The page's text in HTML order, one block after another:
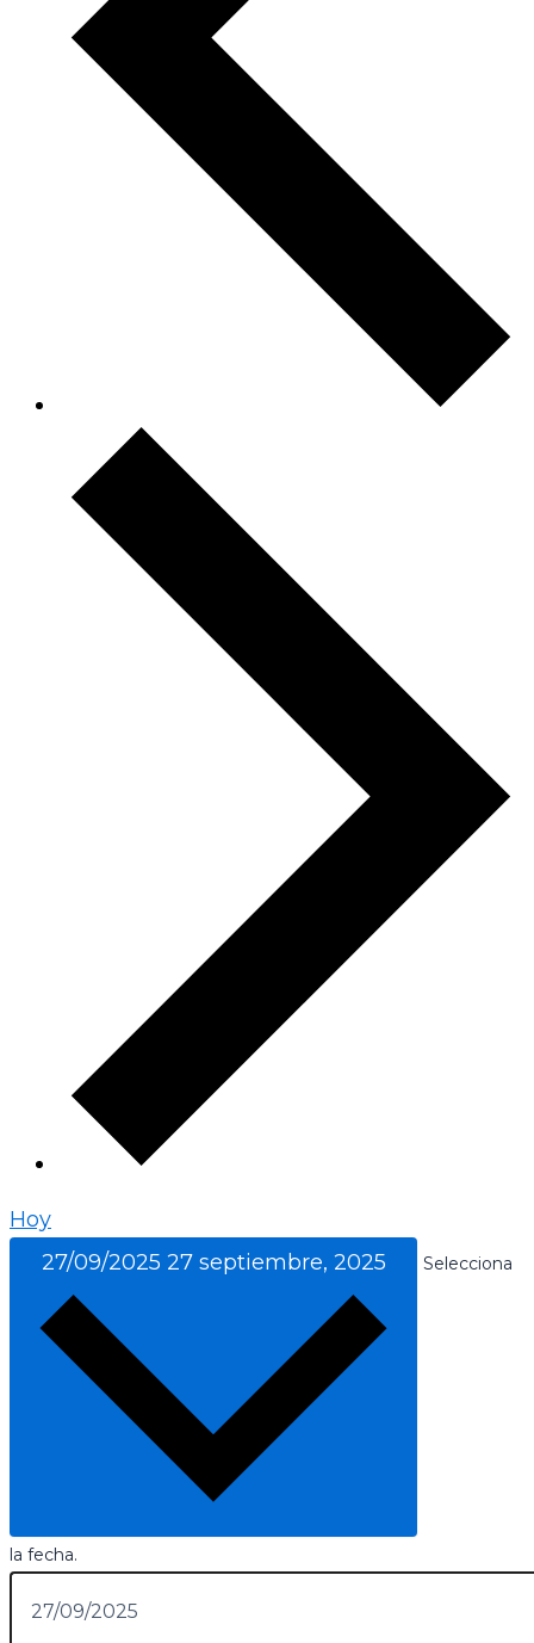
Hoy
27/09/2025 27 septiembre, 2025 Selecciona
la fecha.